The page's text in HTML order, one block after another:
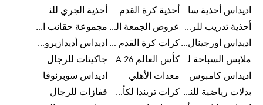
اديداس أحذية سامبا للنساء أحذية كرة القدم
أحذية الجري للنساء
أحذية تدريب للرجال
عروض الجمعة البيضاء للرجال
مجموعة حقائب الظهر
اديداس اورجينال ملابس
كرات كرة القدم للرجال
اديداس أديدازيرو معدات الجري
ملابس السباحة للرجال
كأس العالم FIFA 26™ جاكيتات للرجال
اديداس كامبوس
معدات الأهلي
اديداس سوبرنوفا
بدلات رياضية للنساء
كرات تريندا لكأس العالم FIFA 26™
قفازات للرجال